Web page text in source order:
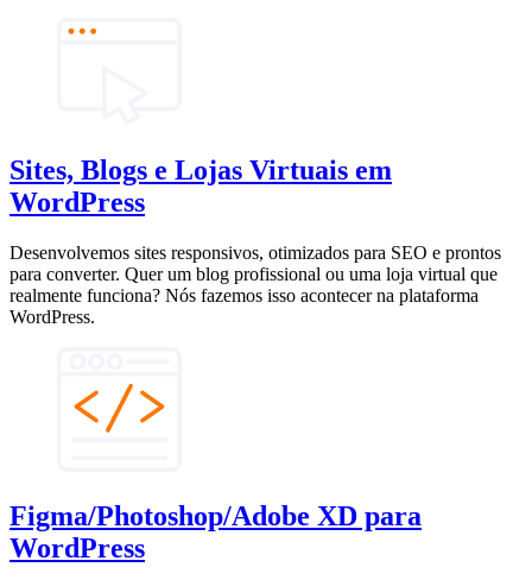
Sites, Blogs e Lojas Virtuais em
WordPress
Desenvolvemos sites responsivos, otimizados para SEO e prontos
para converter. Quer um blog profissional ou uma loja virtual que
realmente funciona? Nós fazemos isso acontecer na plataforma
WordPress.
Figma/Photoshop/Adobe XD para
WordPress